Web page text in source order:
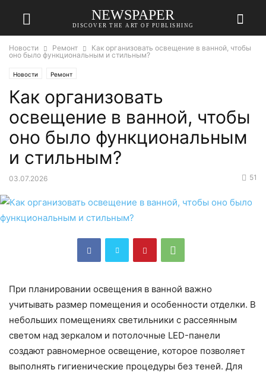
NEWSPAPER
DISCOVER THE ART OF PUBLISHING
Новости Ремонт
Как организовать освещение в ванной, чтобы
оно было функциональным и стильным?
Новости Ремонт
Как организовать
освещение в ванной, чтобы
оно было функциональным
и стильным?
03.07.2026 51
При планировании освещения в ванной важно
учитывать размер помещения и особенности отделки. В
небольших помещениях светильники с рассеянным
светом над зеркалом и потолочные LED-панели
создают равномерное освещение, которое позволяет
выполнять гигиенические процедуры без теней. Для